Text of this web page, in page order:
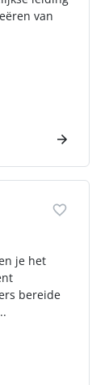
van
je het
bereide